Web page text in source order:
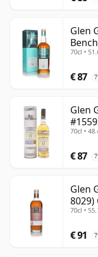
Glen
70cl •
€ 87 ?
Glen
70cl •
€ 87 ?
Glen
8029)
70cl •
€ 91 ?